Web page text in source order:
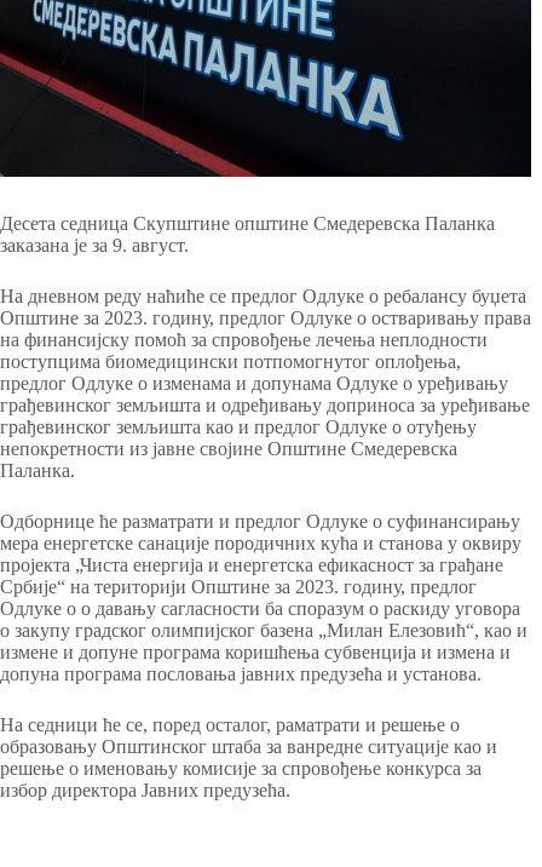
Десета седница Скупштине општине Смедеревска Паланка
заказана је за 9. август.
На дневном реду наћиће се предлог Одлуке о ребалансу буџета
Општине за 2023. годину, предлог Одлуке о остваривању права
на финансијску помоћ за спровођење лечења неплодности
поступцима биомедицински потпомогнутог оплођења,
предлог Одлуке о изменама и допунама Одлуке о уређивању
грађевинског земљишта и одређивању доприноса за уређивање
грађевинског земљишта као и предлог Одлуке о отуђењу
непокретности из јавне својине Општине Смедеревска
Паланка.
Одборнице ће разматрати и предлог Одлуке о суфинансирању
мера енергетске санације породичних кућа и станова у оквиру
пројекта „Чиста енергија и енергетска ефикасност за грађане
Србије“ на територији Општине за 2023. годину, предлог
Одлуке о о давању сагласности ба споразум о раскиду уговора
о закупу градског олимпијског базена „Милан Елезовић“, као и
измене и допуне програма коришћења субвенција и измена и
допуна програма пословања јавних предузећа и установа.
На седници ће се, поред осталог, раматрати и решење о
образовању Општинског штаба за ванредне ситуације као и
решење о именовању комисије за спровођење конкурса за
избор директора Јавних предузећа.